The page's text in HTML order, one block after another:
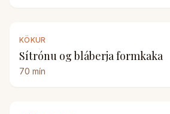
KÖKUR
Sítrónu og bláberja formkaka
70 mín